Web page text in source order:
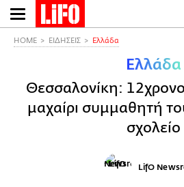
Παράκαμψη
προς
HOME ΕΙΔΗΣΕΙΣ Ελλάδα
Ελλάδα
Θεσσαλονίκη:
μαχαίρι συμμαθητή
σχολείο
LifO